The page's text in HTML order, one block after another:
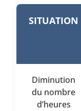
SITUATION
Diminution
du nombre
d’heures